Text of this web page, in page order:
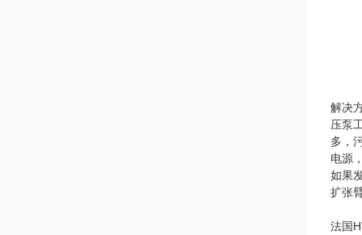
解决
压泵
多，
电源
如果
扩张
法国